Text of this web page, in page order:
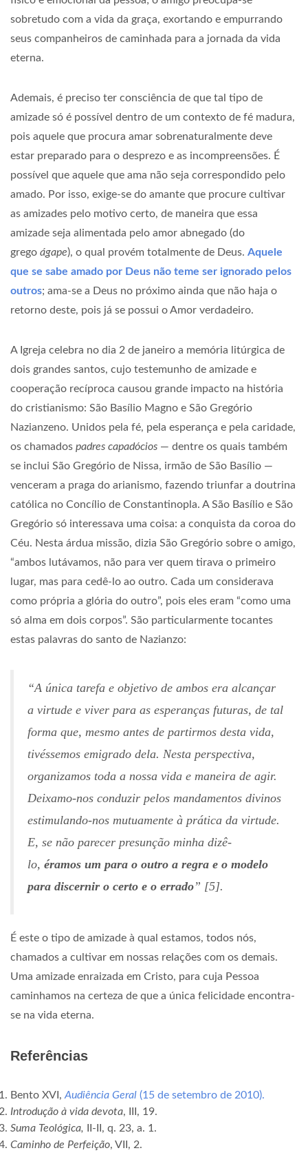
sobretudo com a vida da graça, exortando e empurrando
seus companheiros de caminhada para a jornada da vida
eterna.
Ademais, é preciso ter consciência de que tal tipo de
amizade só é possível dentro de um contexto de fé madura,
pois aquele que procura amar sobrenaturalmente deve
estar preparado para o desprezo e as incompreensões. É
possível que aquele que ama não seja correspondido pelo
amado. Por isso, exige-se do amante que procure cultivar
as amizades pelo motivo certo, de maneira que essa
amizade seja alimentada pelo amor abnegado (do
grego ágape), o qual provém totalmente de Deus. Aquele
que se sabe amado por Deus não teme ser ignorado pelos
outros; ama-se a Deus no próximo ainda que não haja o
retorno deste, pois já se possui o Amor verdadeiro.
A Igreja celebra no dia 2 de janeiro a memória litúrgica de
dois grandes santos, cujo testemunho de amizade e
cooperação recíproca causou grande impacto na história
do cristianismo: São Basílio Magno e São Gregório
Nazianzeno. Unidos pela fé, pela esperança e pela caridade,
os chamados padres capadócios — dentre os quais também
se inclui São Gregório de Nissa, irmão de São Basílio —
venceram a praga do arianismo, fazendo triunfar a doutrina
católica no Concílio de Constantinopla. A São Basílio e São
Gregório só interessava uma coisa: a conquista da coroa do
Céu. Nesta árdua missão, dizia São Gregório sobre o amigo,
“ambos lutávamos, não para ver quem tirava o primeiro
lugar, mas para cedê-lo ao outro. Cada um considerava
como própria a glória do outro”, pois eles eram “como uma
só alma em dois corpos”. São particularmente tocantes
estas palavras do santo de Nazianzo:
“A única tarefa e objetivo de ambos era alcançar
a virtude e viver para as esperanças futuras, de tal
forma que, mesmo antes de partirmos desta vida,
tivéssemos emigrado dela. Nesta perspectiva,
organizamos toda a nossa vida e maneira de agir.
Deixamo-nos conduzir pelos mandamentos divinos
estimulando-nos mutuamente à prática da virtude.
E, se não parecer presunção minha dizê-
lo, éramos um para o outro a regra e o modelo
para discernir o certo e o errado” [5].
É este o tipo de amizade à qual estamos, todos nós,
chamados a cultivar em nossas relações com os demais.
Uma amizade enraizada em Cristo, para cuja Pessoa
caminhamos na certeza de que a única felicidade encontra-
se na vida eterna.
Referências
Bento XVI, Audiência Geral (15 de setembro de 2010).
Introdução à vida devota, III, 19.
Suma Teológica,
II-II, q. 23, a. 1.
Caminho de Perfeição, VII, 2.